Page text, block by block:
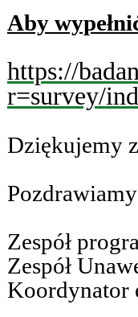
Aby
https://
r=survey/
Dziękujemy
Pozdrawiamy
Zespół
Zespół
Koordynator